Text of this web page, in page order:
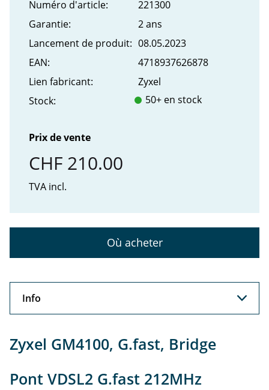
Numéro d'article:
221300
Garantie:
2 ans
Lancement de produit: 08.05.2023
EAN:
4718937626878
Lien fabricant:
Zyxel
Stock:
50+ en stock
Prix de vente
CHF 210.00
TVA incl.
Où acheter
Info
Support
Zyxel GM4100, G.fast, Bridge
Pont VDSL2 G.fast 212MHz